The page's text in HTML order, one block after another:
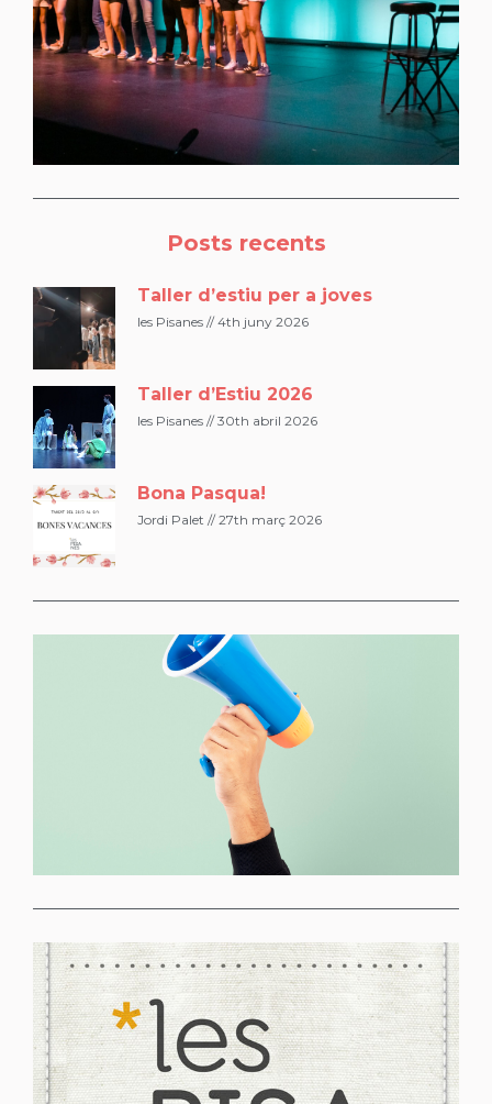
Posts recents
Taller d’estiu per a joves
les Pisanes 4th juny 2026
Taller d’Estiu 2026
les Pisanes 30th abril 2026
Bona Pasqua!
Jordi Palet 27th març 2026